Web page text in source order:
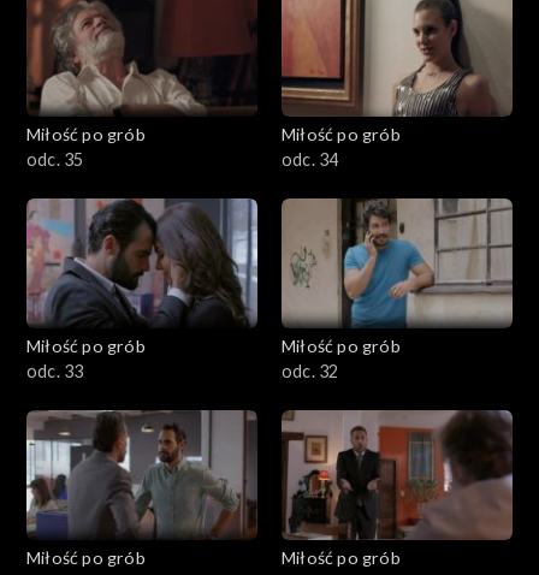
Miłość po grób
odc. 35
Miłość po grób
odc. 34
Miłość po grób
odc. 33
Miłość po grób
odc. 32
Miłość po grób
Miłość po grób